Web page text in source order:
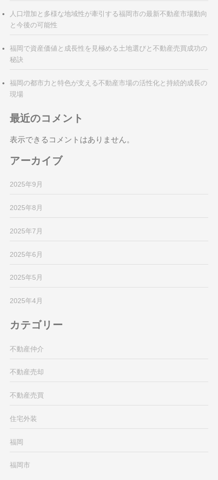
人口増加と多様な地域性が牽引する福岡市の最新不動産市場動向
と今後の可能性
福岡で資産価値と成長性を見極める土地選びと不動産売買成功の
秘訣
福岡の都市力と特色が支える不動産市場の活性化と持続的成長の
現場
最近のコメント
表示できるコメントはありません。
アーカイブ
2025年9月
2025年8月
2025年7月
2025年6月
2025年5月
2025年4月
カテゴリー
不動産仲介
不動産売却
不動産売買
住宅外装
福岡
福岡市